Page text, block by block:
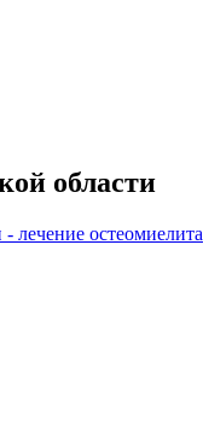
области
лечение остеомиелита